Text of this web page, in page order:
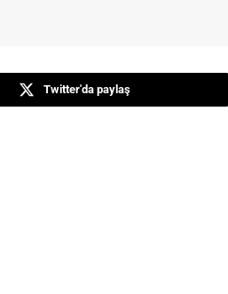
Twitter'da paylaş